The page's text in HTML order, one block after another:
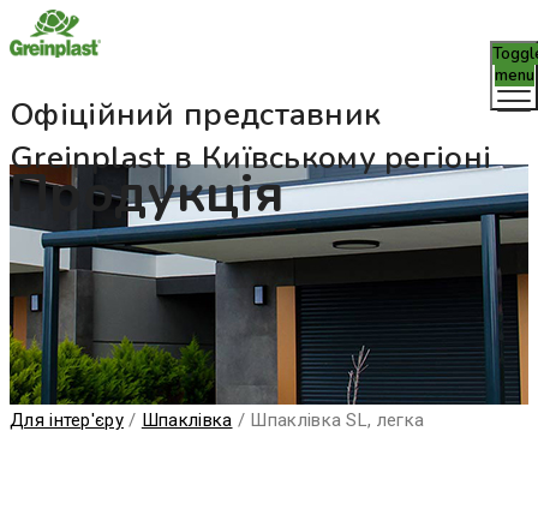
Офіційний представник
Greinplast в Київському регіоні
menu
Продукція
Для інтер'єру/ Шпаклівка / Шпаклівка SL, легка